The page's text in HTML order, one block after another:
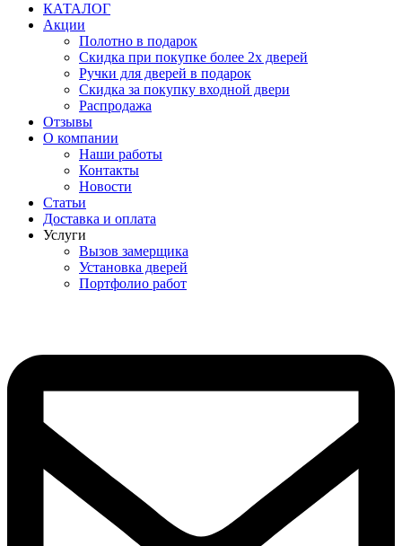
КАТАЛОГ
Акции
Полотно в подарок
Скидка при покупке более 2х дверей
Ручки для дверей в подарок
Скидка за покупку входной двери
Распродажа
Отзывы
О компании
Наши работы
Контакты
Новости
Статьи
Доставка и оплата
Услуги
Вызов замерщика
Установка дверей
Портфолио работ